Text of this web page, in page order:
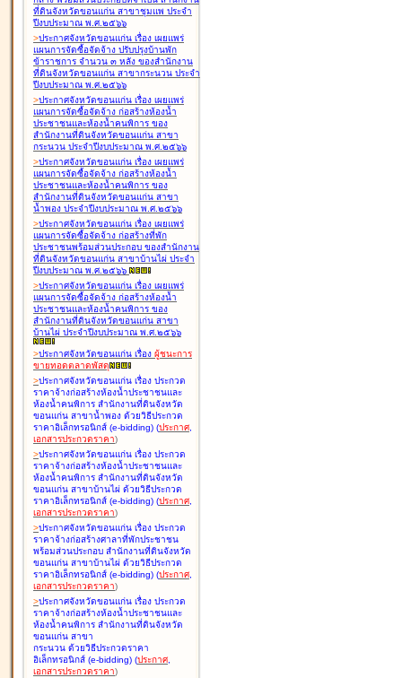
ที่ดินจังหวัดขอนแก่น สาขาชุมแพ ประจำ
ปีงบประมาณ พ.ศ.๒๕๖๖
>ประกาศจังหวัดขอนแก่น เรื่อง เผยแพร่
แผนการจัดซื้อจัดจ้าง ปรับปรุงบ้านพัก
ข้าราชการ จำนวน ๓ หลัง ของสำนักงาน
ที่ดินจังหวัดขอนแก่น สาขากระนวน ประจำ
ปีงบประมาณ พ.ศ.๒๕๖๖
>ประกาศจังหวัดขอนแก่น เรื่อง เผยแพร่
แผนการจัดซื้อจัดจ้าง ก่อสร้างห้องน้ำ
ประชาชนและห้องน้ำคนพิการ ของ
สำนักงานที่ดินจังหวัดขอนแก่น สาขา
กระนวน ประจำปีงบประมาณ พ.ศ.๒๕๖๖
>ประกาศจังหวัดขอนแก่น เรื่อง เผยแพร่
แผนการจัดซื้อจัดจ้าง ก่อสร้างห้องน้ำ
ประชาชนและห้องน้ำคนพิการ ของ
สำนักงานที่ดินจังหวัดขอนแก่น สาขา
น้ำพอง ประจำปีงบประมาณ พ.ศ.๒๕๖๖
>ประกาศจังหวัดขอนแก่น เรื่อง เผยแพร่
แผนการจัดซื้อจัดจ้าง ก่อสร้างที่พัก
ประชาชนพร้อมส่วนประกอบ ของสำนักงาน
ที่ดินจังหวัดขอนแก่น สาขาบ้านไผ่ ประจำ
ปีงบประมาณ พ.ศ.๒๕๖๖
>ประกาศจังหวัดขอนแก่น เรื่อง เผยแพร่
แผนการจัดซื้อจัดจ้าง ก่อสร้างห้องน้ำ
ประชาชนและห้องน้ำคนพิการ ของ
สำนักงานที่ดินจังหวัดขอนแก่น สาขา
บ้านไผ่ ประจำปีงบประมาณ พ.ศ.๒๕๖๖
>ประกาศจังหวัดขอนแก่น เรื่อง ผู้ชนะการ
ขายทอดตลาดพัสดุ
>ประกาศจังหวัดขอนแก่น เรื่อง ประกวด
ราคาจ้างก่อสร้างห้องน้ำประชาชนและ
ห้องน้ำคนพิการ สำนักงานที่ดินจังหวัด
ขอนแก่น สาขาน้ำพอง ด้วยวิธีประกวด
ราคาอิเล็กทรอนิกส์ (e-bidding) (ประกาศ,
เอกสารประกวดราคา)
>ประกาศจังหวัดขอนแก่น เรื่อง ประกวด
ราคาจ้างก่อสร้างห้องน้ำประชาชนและ
ห้องน้ำคนพิการ สำนักงานที่ดินจังหวัด
ขอนแก่น สาขาบ้านไผ่ ด้วยวิธีประกวด
ราคาอิเล็กทรอนิกส์ (e-bidding) (ประกาศ,
เอกสารประกวดราคา)
>ประกาศจังหวัดขอนแก่น เรื่อง ประกวด
ราคาจ้างก่อสร้างศาลาที่พักประชาชน
พร้อมส่วนประกอบ สำนักงานที่ดินจังหวัด
ขอนแก่น สาขาบ้านไผ่ ด้วยวิธีประกวด
ราคาอิเล็กทรอนิกส์ (e-bidding) (ประกาศ,
เอกสารประกวดราคา)
>ประกาศจังหวัดขอนแก่น เรื่อง ประกวด
ราคาจ้างก่อสร้างห้องน้ำประชาชนและ
ห้องน้ำคนพิการ สำนักงานที่ดินจังหวัด
ขอนแก่น สาขา
กระนวน ด้วยวิธีประกวดราคา
อิเล็กทรอนิกส์ (e-bidding) (ประกาศ,
เอกสารประกวดราคา)